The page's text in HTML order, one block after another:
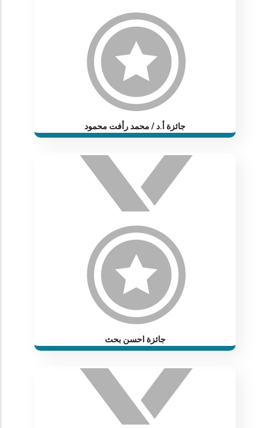
جائزة أ.د / محمد رأفت محمود
جائزة احسن بحث